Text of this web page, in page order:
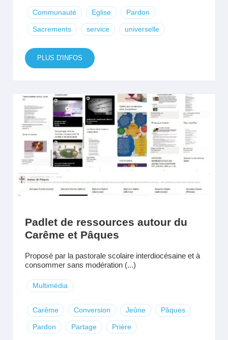
Communauté Eglise Pardon
Sacrements service universelle
PLUS D'INFOS
Padlet de ressources autour du
Carême et Pâques
Proposé par la pastorale scolaire interdiocésaine et à
consommer sans modération (...)
Multimédia
Carême Conversion Jeûne Pâques
Pardon Partage Prière